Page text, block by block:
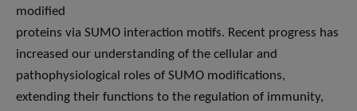
modified
proteins via SUMO interaction motifs. Recent progress has
increased our understanding of the cellular and
pathophysiological roles of SUMO modifications,
extending their functions to the regulation of immunity,